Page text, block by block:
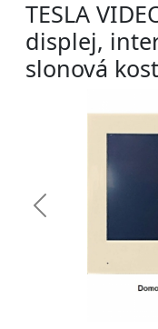
TESLA
displej,
slonová kost
Předchozí